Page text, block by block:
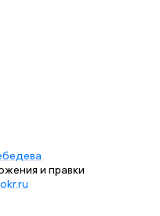
и правки